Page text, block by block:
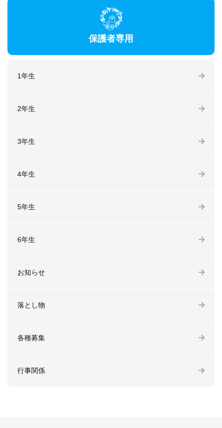
保護者専用
1年生
2年生
3年生
4年生
5年生
6年生
お知らせ
落とし物
各種募集
行事関係